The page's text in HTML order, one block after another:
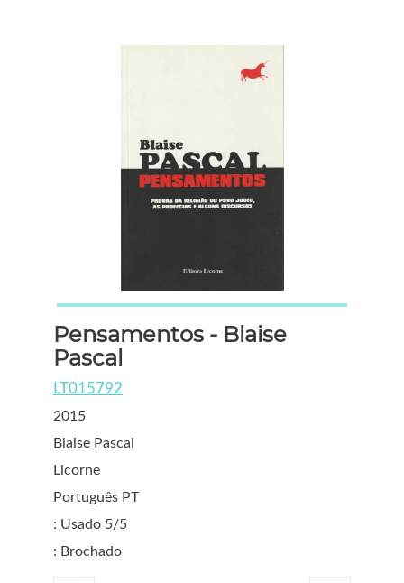
Pensamentos - Blaise
Pascal
LT015792
2015
Blaise Pascal
Licorne
Português PT
: Usado 5/5
: Brochado